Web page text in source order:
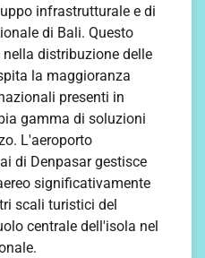
infrastrutturale e di
di Bali. Questo
distribuzione delle
la maggioranza
presenti in
gamma di soluzioni
L'aeroporto
di Denpasar gestisce
significativamente
scali turistici del
centrale dell'isola nel